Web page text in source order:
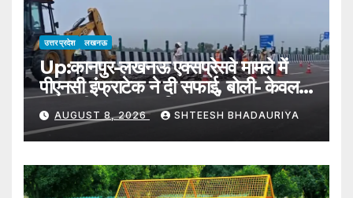
Lives
उत्तर प्रदेश लखनऊ
Up:कानपुर-लखनऊ एक्सप्रेसवे मामले में
पीएनसी इंफ्राटेक ने दी सफाई, बोली- केवल
300 मीटर सड़क क्षतिग्रस्त – Up: Pnc
Infratech Issues Clarification
Regarding The Kanpur-
lucknow Expressway, States
That Only 300 Meters Of
AUGUST 8, 2026 SHTEESH BHADAURIYA